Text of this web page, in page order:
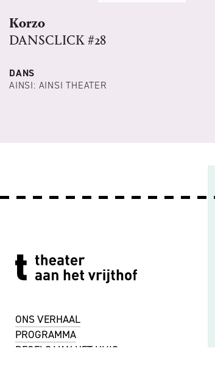
Korzo
DANSCLICK #28
DANS
AINSI: AINSI THEATER
ONS VERHAAL
PROGRAMMA
REGELS VAN HET HUIS